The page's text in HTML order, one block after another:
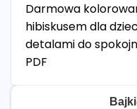
Darmowa
hibiskusem dla
detalami do
PDF